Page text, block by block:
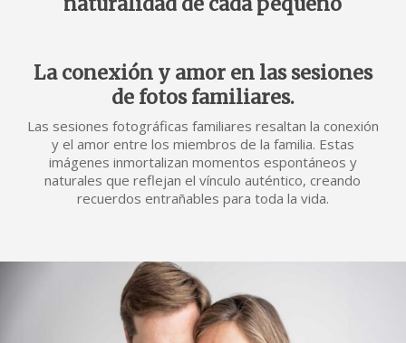
La conexión y amor en las sesiones
de fotos familiares.
Las sesiones fotográficas familiares resaltan la conexión
y el amor entre los miembros de la familia. Estas
imágenes inmortalizan momentos espontáneos y
naturales que reflejan el vínculo auténtico, creando
recuerdos entrañables para toda la vida.